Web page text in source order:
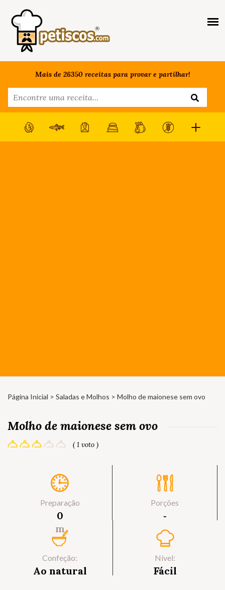
Mais de 26350 receitas para provar e partilhar!
Página Inicial > Saladas e Molhos > Molho de maionese sem ovo
Molho de maionese sem ovo
( 1 voto )
Preparação
0
m
Porções
‐
Confeção:
Ao natural
Nível:
Fácil